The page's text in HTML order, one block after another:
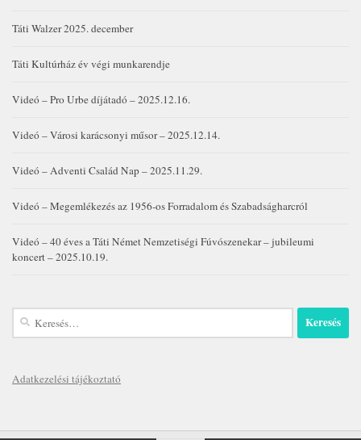
Táti Walzer 2025. december
Táti Kultúrház év végi munkarendje
Videó – Pro Urbe díjátadó – 2025.12.16.
Videó – Városi karácsonyi műsor – 2025.12.14.
Videó – Adventi Család Nap – 2025.11.29.
Videó – Megemlékezés az 1956-os Forradalom és Szabadságharcról
Videó – 40 éves a Táti Német Nemzetiségi Fúvószenekar – jubileumi
koncert – 2025.10.19.
Keresés:
Adatkezelési tájékoztató